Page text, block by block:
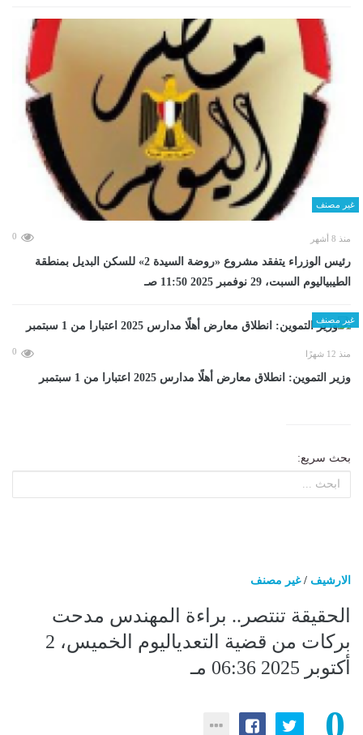
غير مصنف
منذ 8 أشهر 0
رئيس الوزراء يتفقد مشروع «روضة السيدة 2» للسكن البديل بمنطقة
الطيبياليوم السبت، 29 نوفمبر 2025 11:50 صـ
غير مصنف
منذ 12 شهرًا 0
وزير التموين: انطلاق معارض أهلًا مدارس 2025 اعتبارا من 1 سبتمبر
بحث سريع:
الارشيف /غير مصنف
الحقيقة تنتصر.. براءة المهندس مدحت
بركات من قضية التعدياليوم الخميس، 2
أكتوبر 2025 06:36 مـ
0